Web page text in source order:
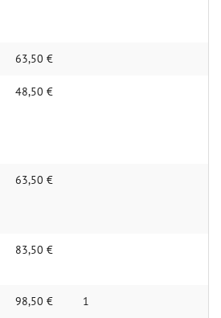
63,50 €
48,50 €
63,50 €
83,50 €
98,50 € 1